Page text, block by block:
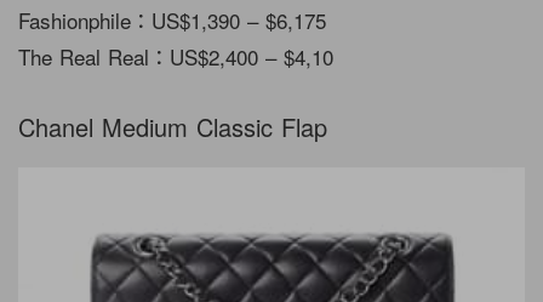
Fashionphile：US$1,390 – $6,175
The Real Real：US$2,400 – $4,10
Chanel Medium Classic Flap